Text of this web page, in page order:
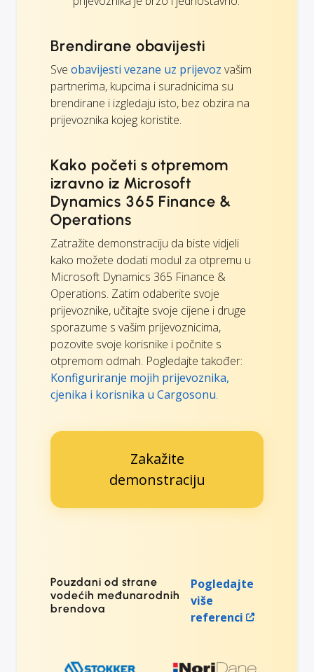
Brendirane obavijesti
Sve obavijesti vezane uz prijevoz vašim
partnerima, kupcima i suradnicima su
brendirane i izgledaju isto, bez obzira na
prijevoznika kojeg koristite.
Kako početi s otpremom
izravno iz Microsoft
Dynamics 365 Finance &
Operations
Zatražite demonstraciju da biste vidjeli
kako možete dodati modul za otpremu u
Microsoft Dynamics 365 Finance &
Operations. Zatim odaberite svoje
prijevoznike, učitajte svoje cijene i druge
sporazume s vašim prijevoznicima,
pozovite svoje korisnike i počnite s
otpremom odmah. Pogledajte također:
Konfiguriranje mojih prijevoznika,
cjenika i korisnika u Cargosonu.
Zakažite
demonstraciju
Pouzdani od strane
vodećih međunarodnih
brendova
Pogledajte
više
referenci